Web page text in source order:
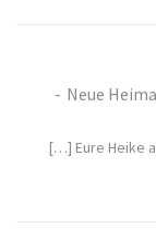
Neue
[…] Eure Heike